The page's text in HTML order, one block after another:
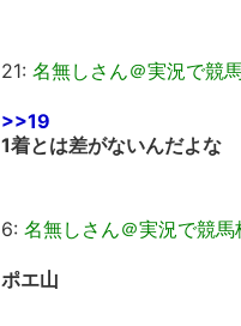
21: 名無しさん＠実況で競
>>19
1着とは差がないんだよな
6: 名無しさん＠実況で競馬
ポエ山